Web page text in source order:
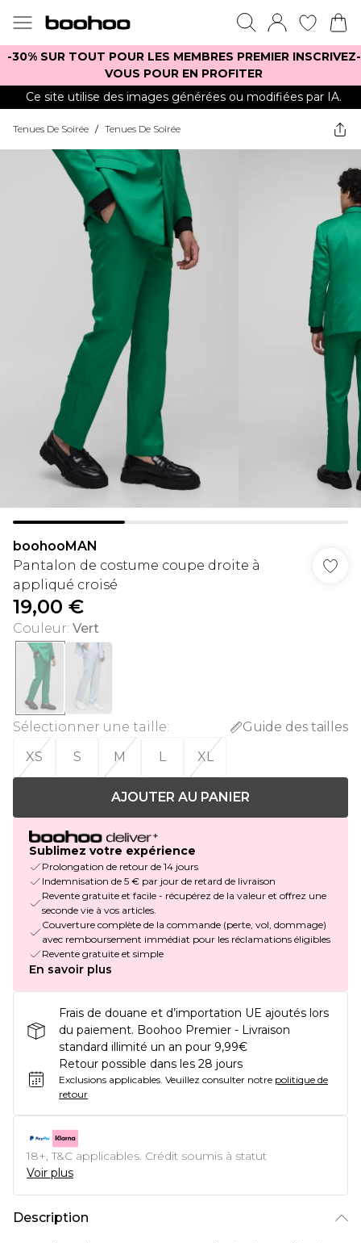
-30% SUR TOUT POUR LES MEMBRES PREMIER INSCRIVEZ-
VOUS POUR EN PROFITER
Ce site utilise des images générées ou modifiées par IA.
Tenues De Soirée / Tenues De Soirée
boohooMAN
Pantalon de costume coupe droite à
appliqué croisé
19,00 €
Couleur: Vert
Sélectionner une taille:
Guide des tailles
XS
S M L XL
AJOUTER AU PANIER
Sublimez votre expérience
Prolongation de retour de 14 jours
Indemnisation de 5 € par jour de retard de livraison
Revente gratuite et facile - récupérez de la valeur et offrez une
seconde vie à vos articles.
Couverture complète de la commande (perte, vol, dommage)
avec remboursement immédiat pour les réclamations éligibles
Revente gratuite et simple
En savoir plus
Frais de douane et d’importation UE ajoutés lors
du paiement. Boohoo Premier - Livraison
standard illimité un an pour 9,99€
Retour possible dans les 28 jours
Exclusions applicables. Veuillez consulter notre politique de
retour
18+, T&C applicables. Crédit soumis à statut
Voir plus
Description